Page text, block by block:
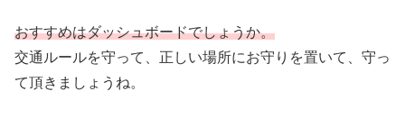
おすすめはダッシュボードでしょうか。
交通ルールを守って、正しい場所にお守りを置いて、守っ
て頂きましょうね。